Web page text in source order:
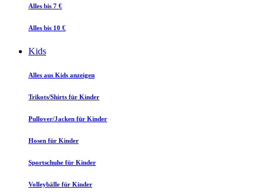
Alles bis 7 €
Alles bis 10 €
Kids
Alles aus Kids anzeigen
Trikots/Shirts für Kinder
Pullover/Jacken für Kinder
Hosen für Kinder
Sportschuhe für Kinder
Volleybälle für Kinder